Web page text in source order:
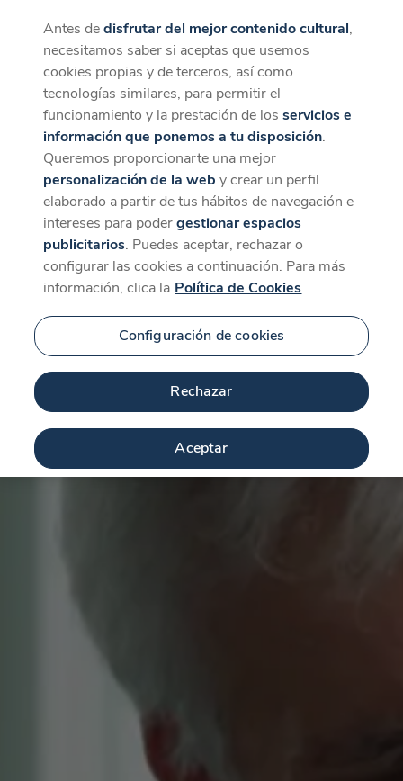
CaixaForum+
La mejor experiencia desde la App
Descargar
Antes dedisfrutar del mejor contenido cultural,
necesitamos saber si aceptas que usemos
cookies propias y de terceros, así como
tecnologías similares, para permitir el
funcionamiento y la prestación de losservicios e
información que ponemos a tu disposición.
Queremos proporcionarte una mejor
personalización de la web y crear un perfil
elaborado a partir de tus hábitos de navegación e
intereses para podergestionar espacios
publicitarios. Puedes aceptar, rechazar o
configurar las cookies a continuación. Para más
información, clica la Política de Cookies
Configuración de cookies
Rechazar
Aceptar